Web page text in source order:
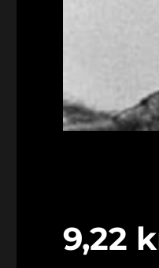
9,22